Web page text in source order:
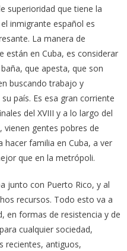
superioridad que tiene la
inmigrante español es
La manera de
están en Cuba, es considerar
que apesta, que son
buscando trabajo y
país. Es esa gran corriente
del XVIII y a lo largo del
gentes pobres de
hacer familia en Cuba, a ver
que en la metrópoli.
junto con Puerto Rico, y al
recursos. Todo esto va a
en formas de resistencia y de
cualquier sociedad,
recientes, antiguos,